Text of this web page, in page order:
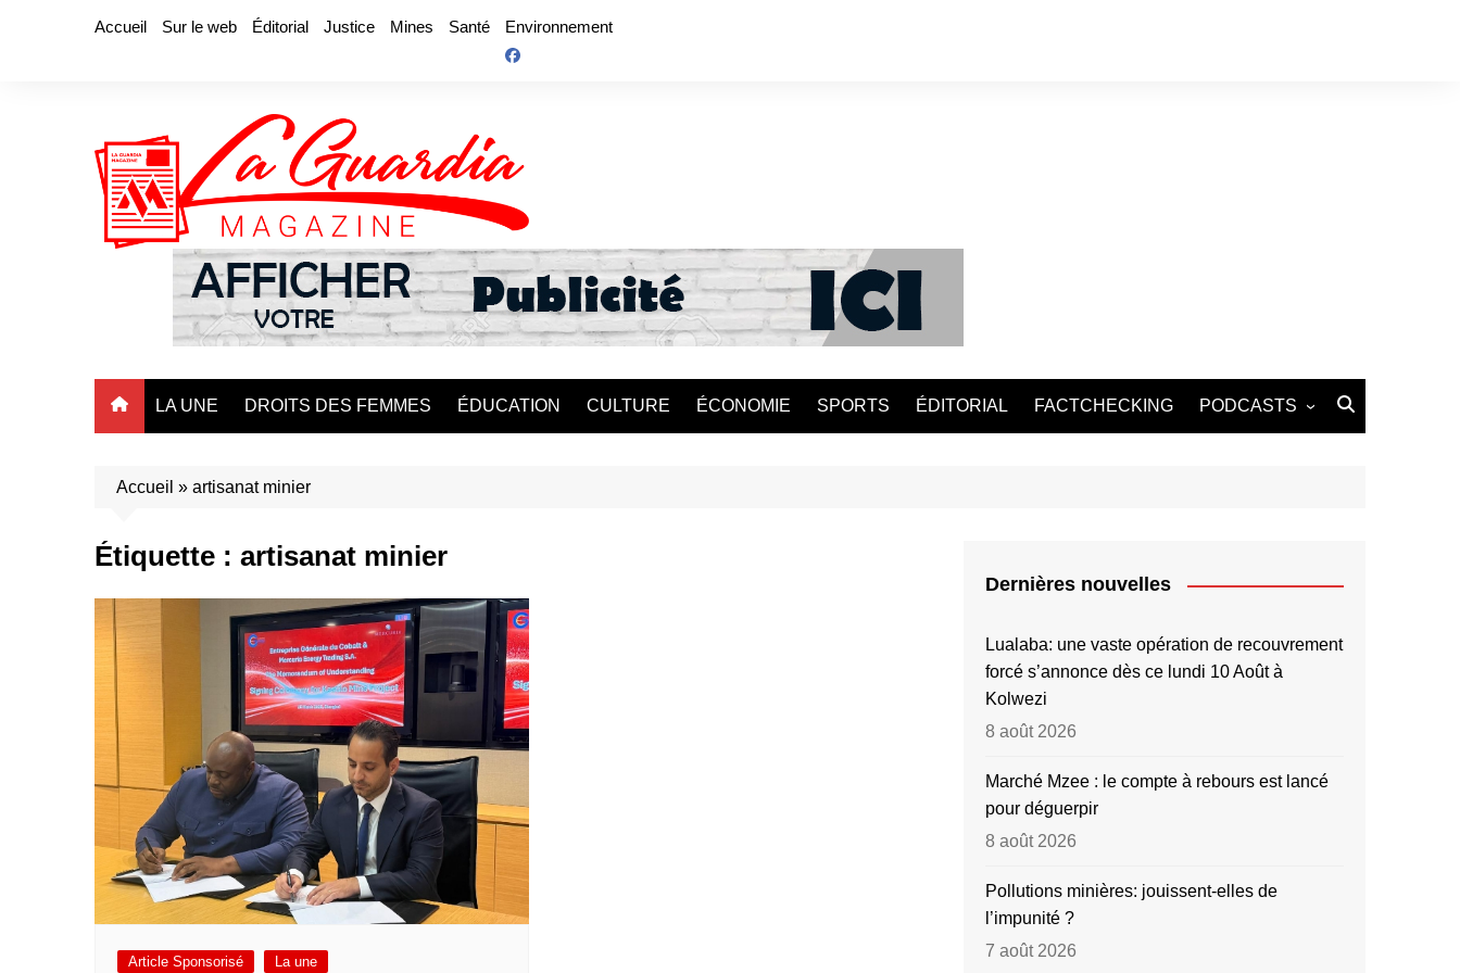
Accueil Sur le web Éditorial Justice Mines Santé Environnement
LA UNE DROITS DES FEMMES ÉDUCATION CULTURE ÉCONOMIE SPORTS ÉDITORIAL FACTCHECKING PODCASTS
Accueil » artisanat minier
Étiquette : artisanat minier
Article Sponsorisé La une
Dernières nouvelles
Lualaba: une vaste opération de recouvrement
forcé s’annonce dès ce lundi 10 Août à
Kolwezi
8 août 2026
Marché Mzee : le compte à rebours est lancé
pour déguerpir
8 août 2026
Pollutions minières: jouissent-elles de
l’impunité ?
7 août 2026